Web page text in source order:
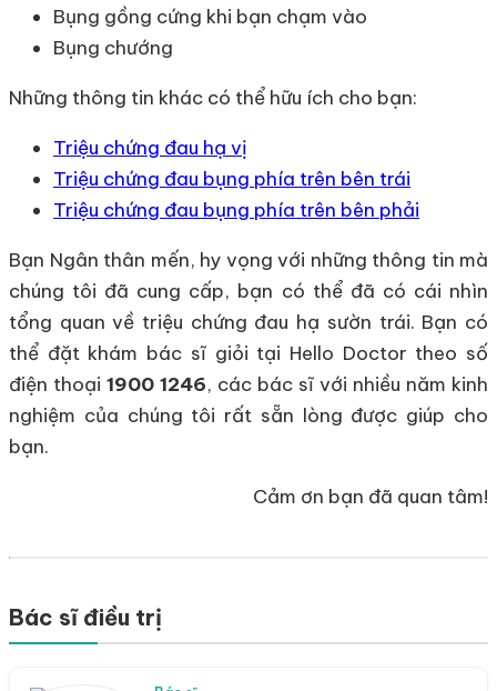
Bụng gồng cứng khi bạn chạm vào
Bụng chướng
Những thông tin khác có thể hữu ích cho bạn:
Triệu chứng đau hạ vị
Triệu chứng đau bụng phía trên bên trái
Triệu chứng đau bụng phía trên bên phải
Bạn Ngân thân mến, hy vọng với những thông tin mà
chúng tôi đã cung cấp, bạn có thể đã có cái nhìn
tổng quan về triệu chứng đau hạ sườn trái. Bạn có
thể đặt khám bác sĩ giỏi tại Hello Doctor theo số
điện thoại 1900 1246, các bác sĩ với nhiều năm kinh
nghiệm của chúng tôi rất sẵn lòng được giúp cho
bạn.
Cảm ơn bạn đã quan tâm!
Bác sĩ điều trị